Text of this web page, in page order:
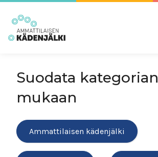
Suodata kategorian
mukaan
Ammattilaisen kädenjälki